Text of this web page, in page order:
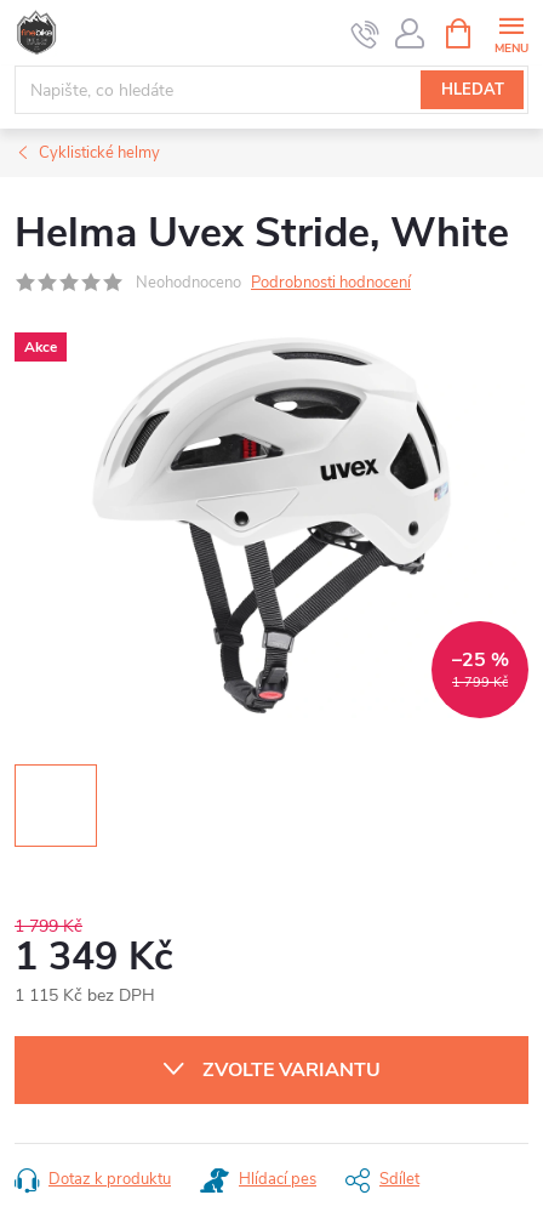
Přejít
obsah
HLEDAT
NÁKUPNÍ
KOŠÍK
Cyklistické helmy
Helma Uvex Stride, White
Neohodnoceno Podrobnosti hodnocení
Akce
1 799 Kč
–25 %
1 799 Kč
1 349 Kč
1 115 Kč bez DPH
cena:
ZVOLTE VARIANTU
Dotaz k produktu Hlídací pes Sdílet